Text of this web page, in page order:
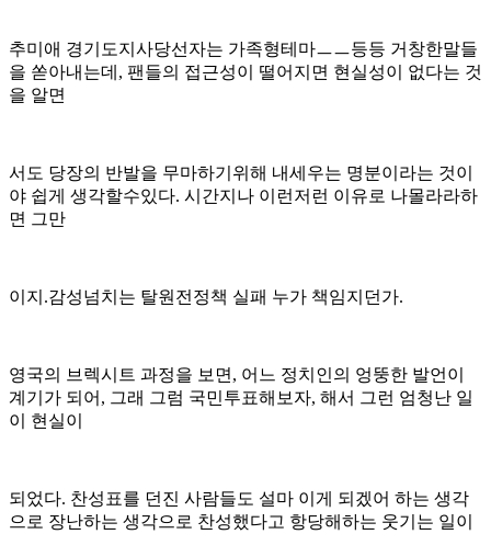
추미애 경기도지사당선자는 가족형테마ㅡㅡ등등 거창한말들
을 쏟아내는데, 팬들의 접근성이 떨어지면 현실성이 없다는 것
을 알면
서도 당장의 반발을 무마하기위해 내세우는 명분이라는 것이
야 쉽게 생각할수있다. 시간지나 이런저런 이유로 나몰라라하
면 그만
이지.감성넘치는 탈원전정책 실패 누가 책임지던가.
영국의 브렉시트 과정을 보면, 어느 정치인의 엉뚱한 발언이
계기가 되어, 그래 그럼 국민투표해보자, 해서 그런 엄청난 일
이 현실이
되었다. 찬성표를 던진 사람들도 설마 이게 되겠어 하는 생각
으로 장난하는 생각으로 찬성했다고 항당해하는 웃기는 일이